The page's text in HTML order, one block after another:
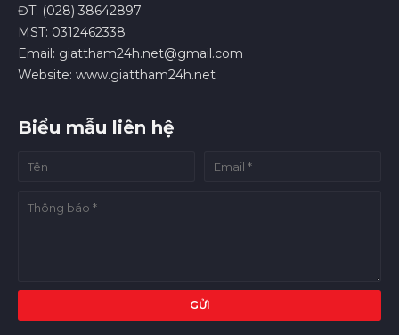
ĐT: (028) 38642897
MST: 0312462338
Email: giattham24h.net@gmail.com
Website: www.giattham24h.net
Biểu mẫu liên hệ